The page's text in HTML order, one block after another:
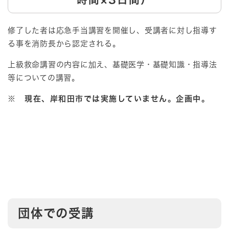
修了した者は応急手当講習を開催し、受講者に対し指導す
る事を消防長から認定される。
上級救命講習の内容に加え、基礎医学・基礎知識・指導法
等についての講習。
※ 現在、岸和田市では実施していません。企画中 。
団体での受講